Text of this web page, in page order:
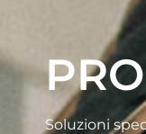
Soluzioni